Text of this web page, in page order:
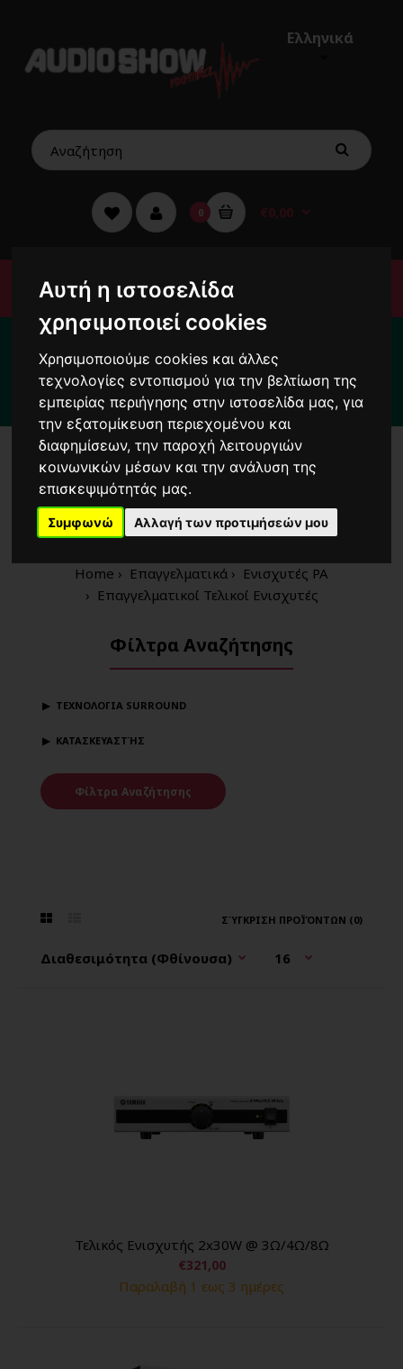
Αυτή η ιστοσελίδα
χρησιμοποιεί cookies
Χρησιμοποιούμε cookies και άλλες
τεχνολογίες εντοπισμού για την βελτίωση της
εμπειρίας περιήγησης στην ιστοσελίδα μας, για
την εξατομίκευση περιεχομένου και
διαφημίσεων, την παροχή λειτουργιών
κοινωνικών μέσων και την ανάλυση της
επισκεψιμότητάς μας.
Συμφωνώ Αλλαγή των προτιμήσεών μου
Ελληνικά
0 €0,00
Μενού
Για κάθε σας απορία καλέστε μας στο:
2104222000
3 λεπτάαπό τη στάση μετρό'Δημοτικό Θέατρο'Πειραιά
Επαγγελματικοί Τελικοί
Ενισχυτές
Home Επαγγελματικά
Ενισχυτές PA
Επαγγελματικοί Τελικοί Ενισχυτές
Φίλτρα Αναζήτησης
ΤΕΧΝΟΛΟΓΙΑ SURROUND
ΚΑΤΑΣΚΕΥΑΣΤΉΣ
Φίλτρα Αναζήτησης
ΣΎΓΚΡΙΣΗ ΠΡΟΪΌΝΤΩΝ (0)
Τελικός Ενισχυτής 2x30W @ 3Ω/4Ω/8Ω
€321,00
Παραλαβή 1 εως 3 ημέρες